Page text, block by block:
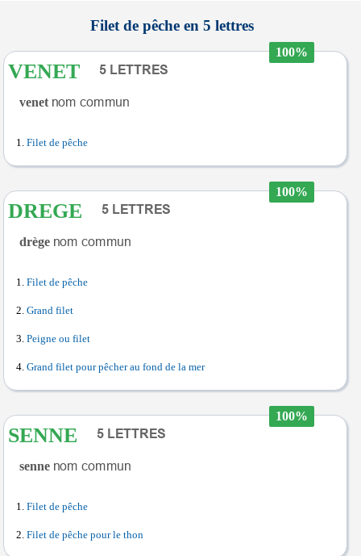
Filet de pêche en 5 lettres
100%
VENET
venet
Filet de pêche
100%
DREGE
drège
Filet de pêche
Grand filet
Peigne ou filet
Grand filet pour pêcher au fond de la mer
100%
SENNE
senne
Filet de pêche
Filet de pêche pour le thon